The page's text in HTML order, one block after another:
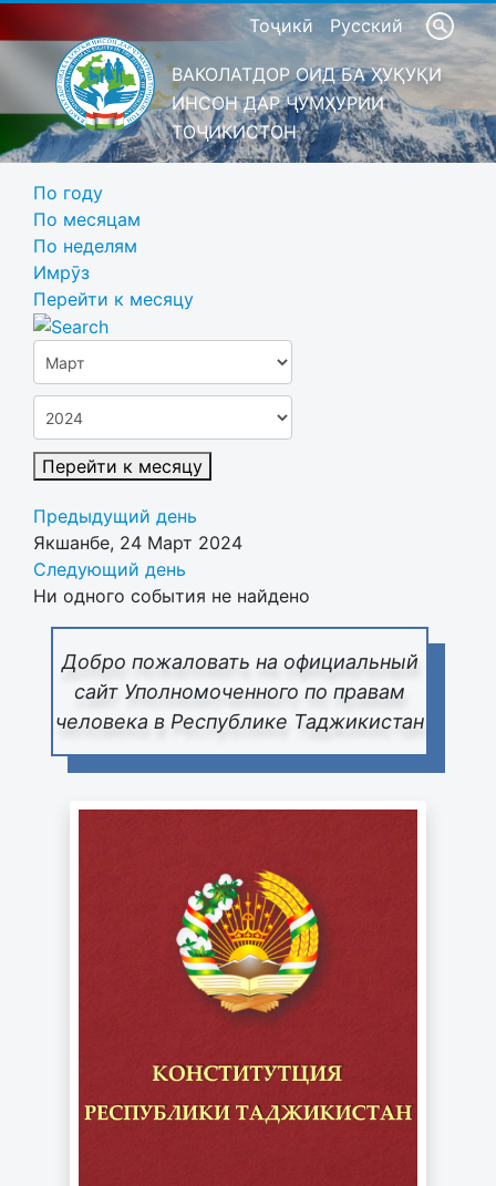
Тоҷикӣ Русский
ВАКОЛАТДОР ОИД БА ҲУҚУҚИ
ИНСОН ДАР ҶУМҲУРИИ
ТОҶИКИСТОН
Добро пожаловать на официальный
сайт Уполномоченного по правам
человека в Республике Таджикистан
По году
По месяцам
По неделям
Имрӯз
Перейти к месяцу
Перейти к месяцу
Предыдущий день
Якшанбе, 24 Март 2024
Следующий день
Ни одного события не найдено